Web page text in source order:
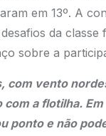
em 13º. A
da classe
sobre a
com vento
a flotilha.
ponto e não